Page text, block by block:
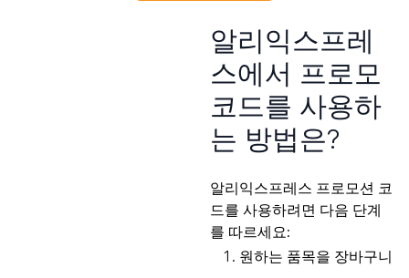
Redmi
13 12
transparent
against
scratches
알리익스프레
스에서 프로모
코드를 사용하
는 방법은?
알리익스프레스 프로모션 코
드를 사용하려면 다음 단계
를 따르세요:
원하는 품목을 장바구니